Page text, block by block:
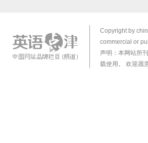
Copyright by
commercial or
声明：本网站所
载使用。 欢迎愿